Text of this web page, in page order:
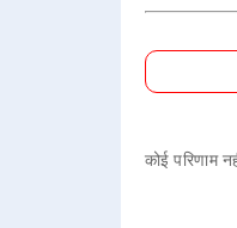
कोई परिणाम